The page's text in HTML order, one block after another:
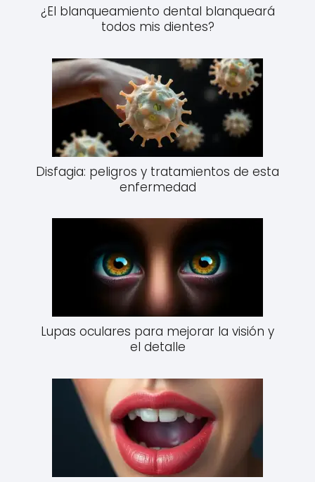
¿El blanqueamiento dental blanqueará
todos mis dientes?
Disfagia: peligros y tratamientos de esta
enfermedad
Lupas oculares para mejorar la visión y
el detalle